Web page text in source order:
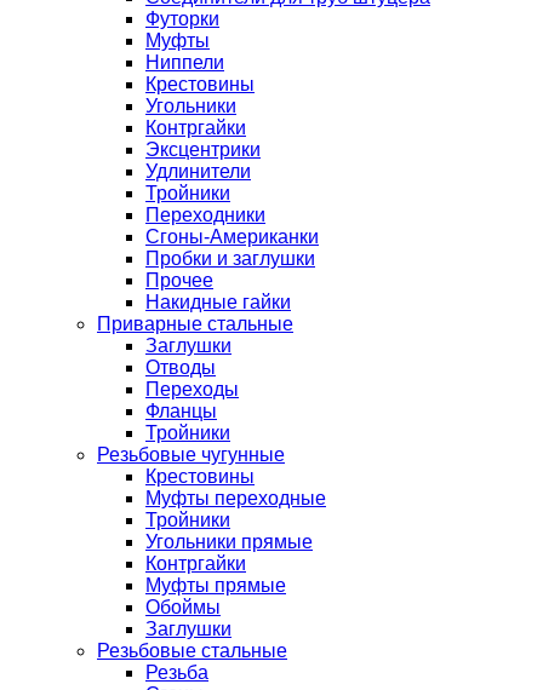
Футорки
Муфты
Ниппели
Крестовины
Угольники
Контргайки
Эксцентрики
Удлинители
Тройники
Переходники
Сгоны-Американки
Пробки и заглушки
Прочее
Накидные гайки
Приварные стальные
Заглушки
Отводы
Переходы
Фланцы
Тройники
Резьбовые чугунные
Крестовины
Муфты переходные
Тройники
Угольники прямые
Контргайки
Муфты прямые
Обоймы
Заглушки
Резьбовые стальные
Резьба